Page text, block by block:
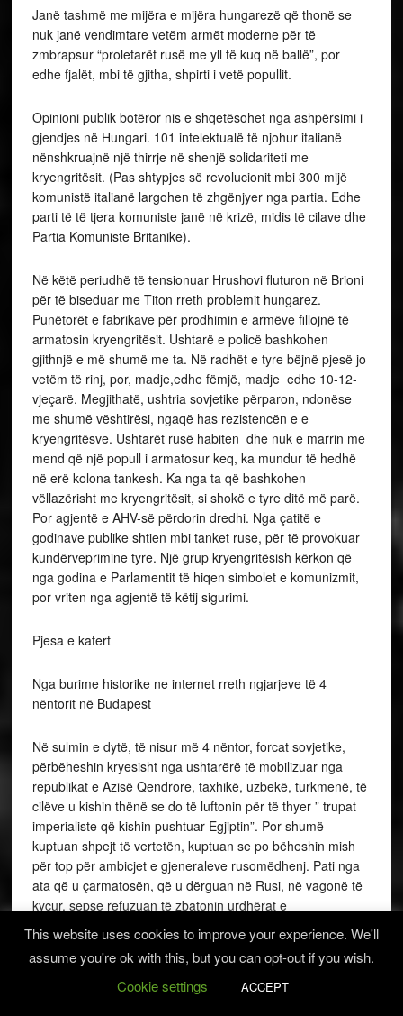
Janë tashmë me mijëra e mijëra hungarezë që thonë se
nuk janë vendimtare vetëm armët moderne për të
zmbrapsur “proletarët rusë me yll të kuq në ballë”, por
edhe fjalët, mbi të gjitha, shpirti i vetë popullit.
Opinioni publik botëror nis e shqetësohet nga ashpërsimi i
gjendjes në Hungari. 101 intelektualë të njohur italianë
nënshkruajnë një thirrje në shenjë solidariteti me
kryengritësit. (Pas shtypjes së revolucionit mbi 300 mijë
komunistë italianë largohen të zhgënjyer nga partia. Edhe
parti të të tjera komuniste janë në krizë, midis të cilave dhe
Partia Komuniste Britanike).
Në këtë periudhë të tensionuar Hrushovi fluturon në Brioni
për të biseduar me Titon rreth problemit hungarez.
Punëtorët e fabrikave për prodhimin e armëve fillojnë të
armatosin kryengritësit. Ushtarë e policë bashkohen
gjithnjë e më shumë me ta. Në radhët e tyre bëjnë pjesë jo
vetëm të rinj, por, madje,edhe fëmjë, madje edhe 10-12-
vjeçarë. Megjithatë, ushtria sovjetike përparon, ndonëse
me shumë vështirësi, ngaqë has rezistencën e e
kryengritësve. Ushtarët rusë habiten dhe nuk e marrin me
mend që një popull i armatosur keq, ka mundur të hedhë
në erë kolona tankesh. Ka nga ta që bashkohen
vëllazërisht me kryengritësit, si shokë e tyre ditë më parë.
Por agjentë e AHV-së përdorin dredhi. Nga çatitë e
godinave publike shtien mbi tanket ruse, për të provokuar
kundërveprimine tyre. Një grup kryengritësish kërkon që
nga godina e Parlamentit të hiqen simbolet e komunizmit,
por vriten nga agjentë të këtij sigurimi.
Pjesa e katert
Nga burime historike ne internet rreth ngjarjeve të 4
nëntorit në Budapest
Në sulmin e dytë, të nisur më 4 nëntor, forcat sovjetike,
përbëheshin kryesisht nga ushtarërë të mobilizuar nga
republikat e Azisë Qendrore, taxhikë, uzbekë, turkmenë, të
cilëve u kishin thënë se do të luftonin për të thyer ” trupat
imperialiste që kishin pushtuar Egjiptin”. Por shumë
kuptuan shpejt të vertetën, kuptuan se po bëheshin mish
për top për ambicjet e gjeneraleve rusomëdhenj. Pati nga
ata që u çarmatosën, që u dërguan në Rusi, në vagonë të
kyçur, sepse refuzuan të zbatonin urdhërat e
qarta: të ndëshkohet klasa punëtore në Budapest. Ndaj
tanket përparonin me kujdes nëpër rrugët e qytetit, duke
goditur pallate, shkolla, vendstrehime për të plagosurit e të
This website uses cookies to improve your experience. We'll
assume you're ok with this, but you can opt-out if you wish.
Cookie settings
ACCEPT